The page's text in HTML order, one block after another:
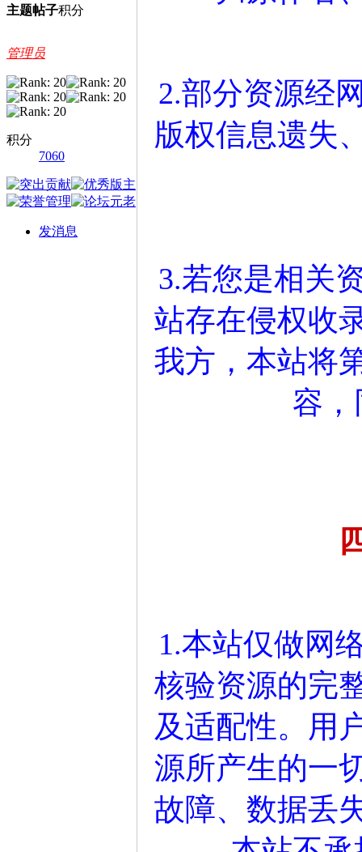
主题帖子积分
管理员
积分
7060
发消息
2.部分资源经
版权信息遗失
3.若您是相关
站存在侵权收
我方，本站将
容
1.本站仅做网
核验资源的完
及适配性。用
源所产生的一
故障、数据丢